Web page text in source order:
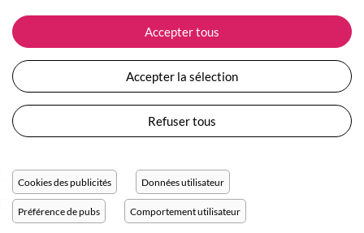
Nos engagements
Plan du site
Devenir revendeur
Collection Femme
Collection Enfants
Les Totebags
Nos différents thèmes
ASSISTANCE
Suivre ma commande
Expédition et livraison
Retour et remboursement
Moyens de paiement
Questions / Réponses
Conditions générales de vente
Protection des données personnelles
Réglage des cookies
Accepter tous
Accepter la sélection
Refuser tous
Cookies des publicités Données utilisateur
Préférence de pubs Comportement utilisateur